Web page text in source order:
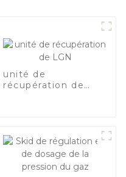
unité de
récupération de